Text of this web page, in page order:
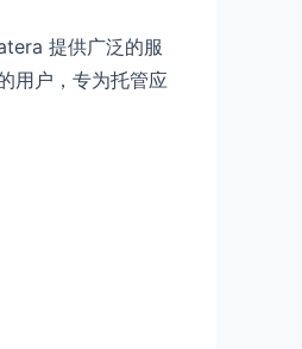
提供广泛的服
用户，专为托管应